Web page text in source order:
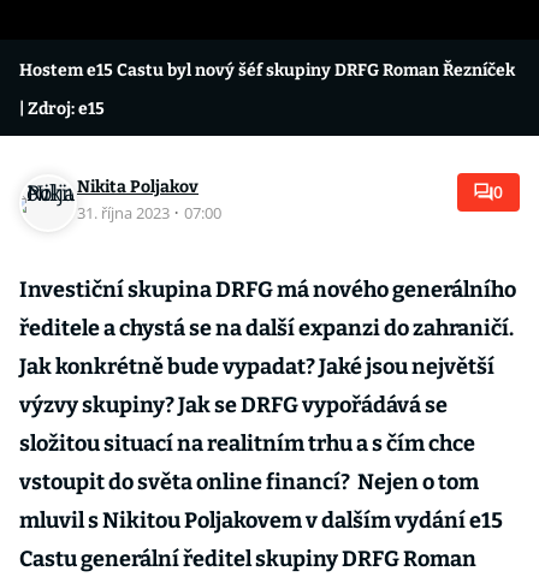
Hostem e15 Castu byl nový šéf skupiny DRFG Roman Řezníček
| Zdroj: e15
Nikita Poljakov
31. října 2023 · 07:00
0
Investiční skupina DRFG má nového generálního
ředitele a chystá se na další expanzi do zahraničí.
Jak konkrétně bude vypadat? Jaké jsou největší
výzvy skupiny? Jak se DRFG vypořádává se
složitou situací na realitním trhu a s čím chce
vstoupit do světa online financí? Nejen o tom
mluvil s Nikitou Poljakovem v dalším vydání e15
Castu generální ředitel skupiny DRFG Roman